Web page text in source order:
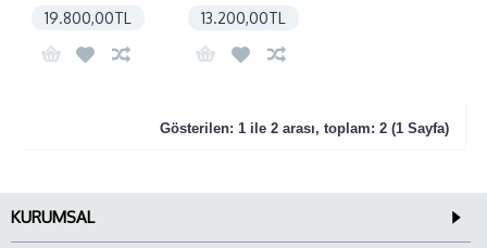
19.800,00TL
13.200,00TL
Gösterilen: 1 ile 2 arası, toplam: 2 (1 Sayfa)
KURUMSAL